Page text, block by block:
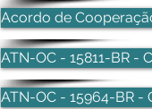
Acordo de
ATN-OC - 15811-BR -
ATN-OC - 15964-BR -